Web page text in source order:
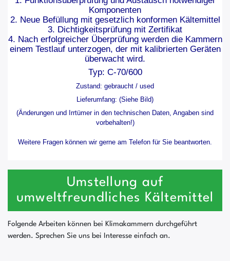
Komponenten
2. Neue Befüllung mit gesetzlich konformen Kältemittel
3. Dichtigkeitsprüfung mit Zertifikat
4. Nach erfolgreicher Überprüfung werden die Kammern
einem Testlauf unterzogen, der mit kalibrierten Geräten
überwacht wird.
Typ: C-70/600
Zustand: gebraucht / used
Lieferumfang: (Siehe Bild)
(Änderungen und Irrtümer in den technischen Daten, Angaben sind
vorbehalten!)
Weitere Fragen können wir gerne am Telefon für Sie beantworten.
Umstellung auf
umweltfreundliches Kältemittel
Folgende Arbeiten können bei Klimakammern durchgeführt
werden. Sprechen Sie uns bei Interesse einfach an.